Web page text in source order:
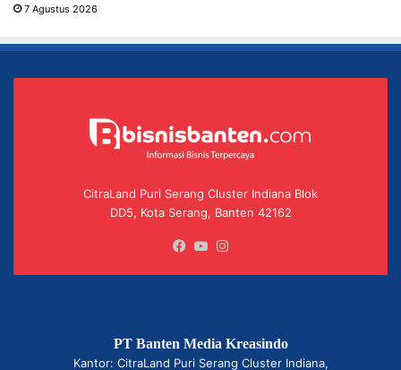
7 Agustus 2026
CitraLand Puri Serang Cluster Indiana Blok
DD5, Kota Serang, Banten 42162
Facebook
YouTube
PT Banten Media Kreasindo
Kantor: CitraLand Puri Serang Cluster Indiana,